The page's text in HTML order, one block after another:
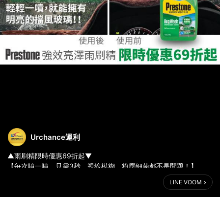
Urchance運利
▲雨刷精限時優惠69折起▼
【每次噴一噴，只需3秒，視線模糊、粉塵細菌都不是問題！】
自己玻璃鍍膜30分鐘，麻煩一次就夠了？疫情期間不適合預約防潑
LINE VOOM